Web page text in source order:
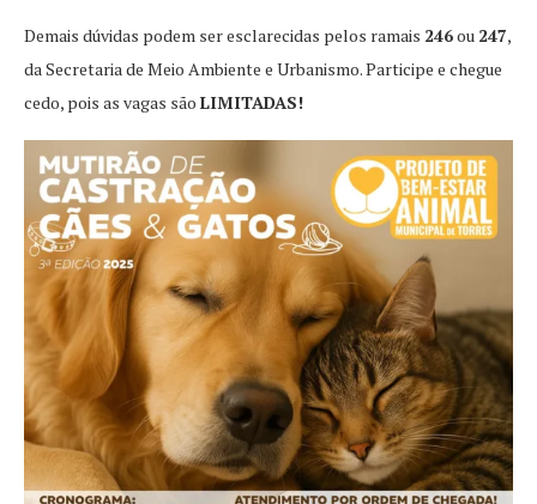
Demais dúvidas podem ser esclarecidas pelos ramais 246ou 247,
da Secretaria de Meio Ambiente e Urbanismo. Participe e chegue
cedo, pois as vagas são LIMITADAS!